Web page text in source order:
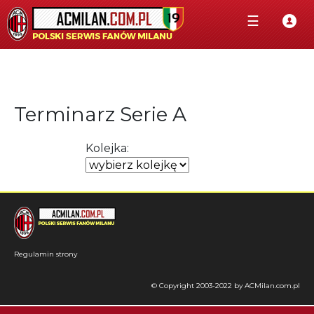
☰
Terminarz Serie A
Kolejka:
Regulamin strony
© Copyright 2003-2022 by ACMilan.com.pl